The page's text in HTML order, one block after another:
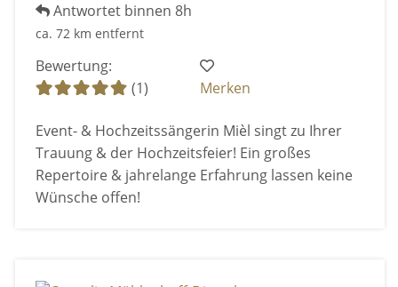
Antwortet binnen 8h
ca. 72 km entfernt
Bewertung:
(1)
Merken
Event- & Hochzeitssängerin Mièl singt zu Ihrer
Trauung & der Hochzeitsfeier! Ein großes
Repertoire & jahrelange Erfahrung lassen keine
Wünsche offen!